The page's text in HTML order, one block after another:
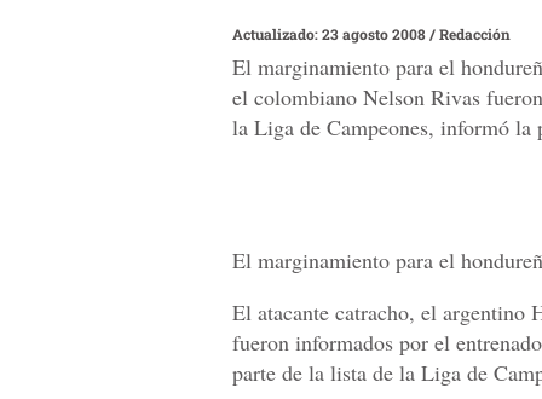
Actualizado: 23 agosto 2008/Redacción
El marginamiento para el
el colombiano Nelson Rivas
la Liga de Campeones, informó la
El marginamiento para el
El atacante catracho, el argentino
fueron informados por el
parte de la lista de la Liga de